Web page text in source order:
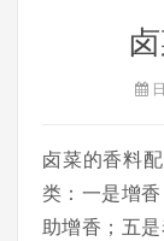
卤菜的香料
类：一是增
助增香；五